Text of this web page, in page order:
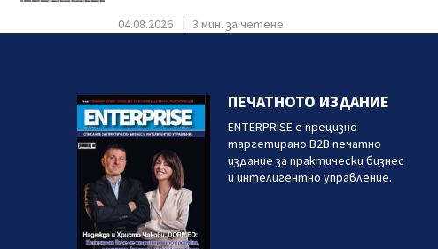
04.08.2026 3 мин. за четене
ПЕЧАТНОТО ИЗДАНИЕ
ENTERPRISE е прецизно
таргетирано B2B печатно
издание за практически бизнес
и интелигентно управление.